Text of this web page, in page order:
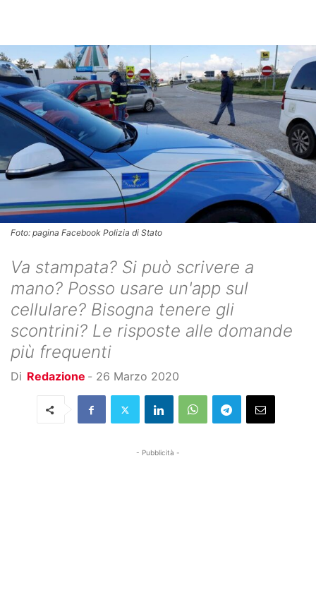
Foto: pagina Facebook Polizia di Stato
Va stampata? Si può scrivere a
mano? Posso usare un'app sul
cellulare? Bisogna tenere gli
scontrini? Le risposte alle domande
più frequenti
Di Redazione - 26 Marzo 2020
- Pubblicità -